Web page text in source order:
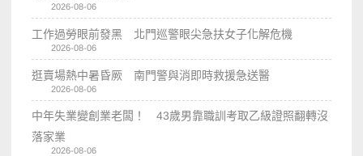
2026-08-06
工作過勞眼前發黑 北門巡警眼尖急扶女子化解危機
2026-08-06
逛賣場熱中暑昏厥 南門警與消即時救援急送醫
2026-08-06
中年失業變創業老闆！ 43歲男靠職訓考取乙級證照翻轉沒
落家業
2026-08-06